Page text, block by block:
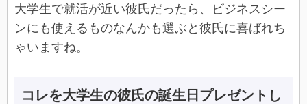
大学生で就活が近い彼氏だったら、ビジネスシー
ンにも使えるものなんかも選ぶと彼氏に喜ばれち
ゃいますね。
コレを大学生の彼氏の誕生日プレゼントし